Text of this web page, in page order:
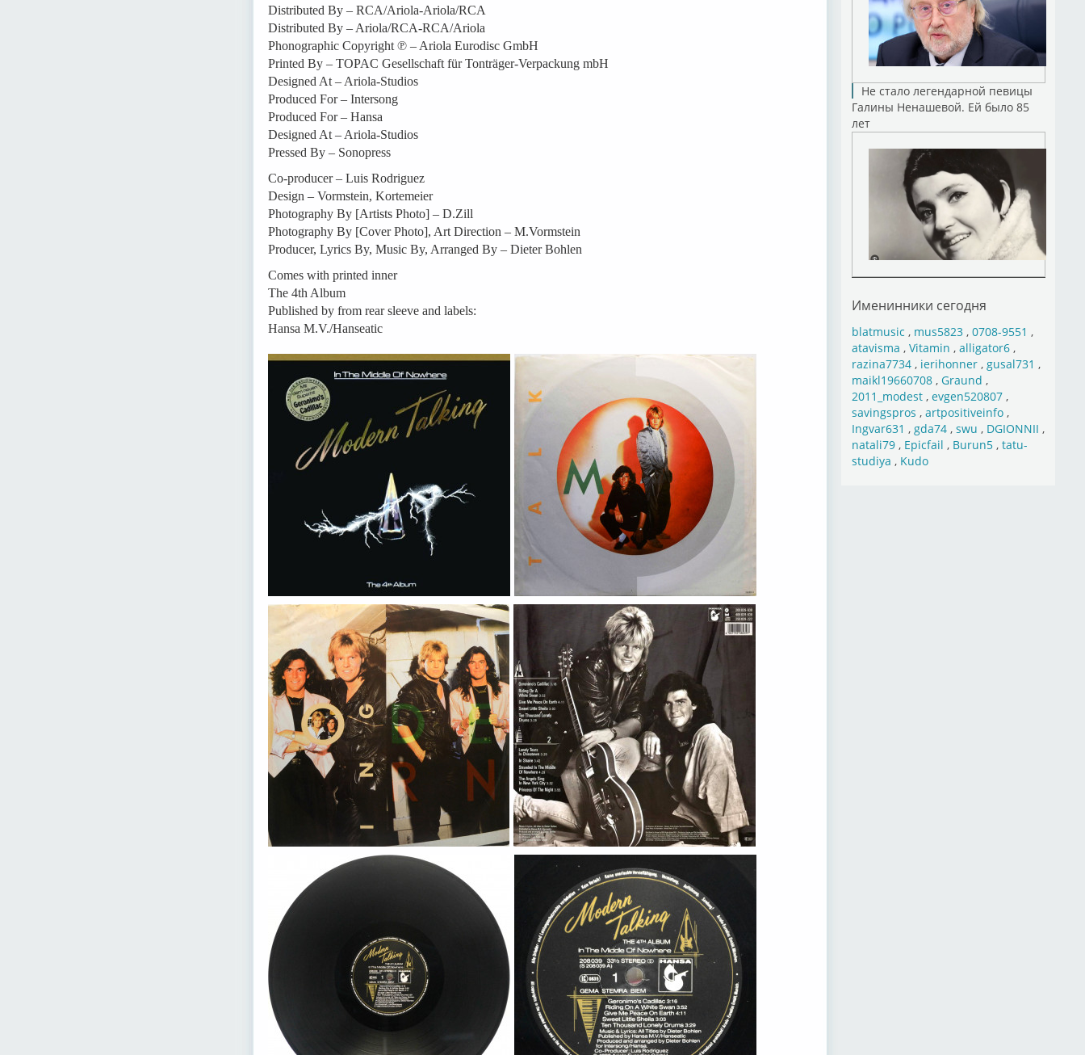
Distributed By – RCA/Ariola-Ariola/RCA
Distributed By – Ariola/RCA-RCA/Ariola
Phonographic Copyright ℗ – Ariola Eurodisc GmbH
Printed By – TOPAC Gesellschaft für Tonträger-Verpackung mbH
Designed At – Ariola-Studios
Produced For – Intersong
Produced For – Hansa
Designed At – Ariola-Studios
Pressed By – Sonopress
Co-producer – Luis Rodriguez
Design – Vormstein, Kortemeier
Photography By [Artists Photo] – D.Zill
Photography By [Cover Photo], Art Direction – M.Vormstein
Producer, Lyrics By, Music By, Arranged By – Dieter Bohlen
Comes with printed inner
The 4th Album
Published by from rear sleeve and labels:
Hansa M.V./Hanseatic
Не стало легендарной певицы
Галины Ненашевой. Ей было 85
лет
Именинники сегодня
blatmusic , mus5823, 0708-9551 ,
atavisma , Vitamin , alligator6,
razina7734, ierihonner, gusal731 ,
maikl19660708, Graund ,
2011_modest, evgen520807,
savingspros , artpositiveinfo,
Ingvar631 , gda74, swu , DGIONNII ,
natali79, Epicfail , Burun5, tatu-
studiya , Kudo